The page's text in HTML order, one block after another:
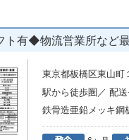
有◆物流営業所な
東京都板橋区東山町
駅から徒歩圏／ 配
鉄骨造亜鉛メッキ鋼